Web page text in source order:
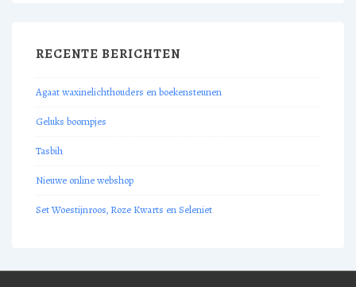
RECENTE BERICHTEN
Agaat waxinelichthouders en boekensteunen
Geluks boompjes
Tasbih
Nieuwe online webshop
Set Woestijnroos, Roze Kwarts en Seleniet